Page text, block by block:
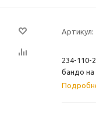
Артикул:
234-110-
бандо на